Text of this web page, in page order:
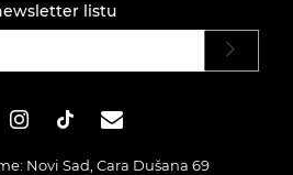
listu
Novi Sad, Cara Dušana 69